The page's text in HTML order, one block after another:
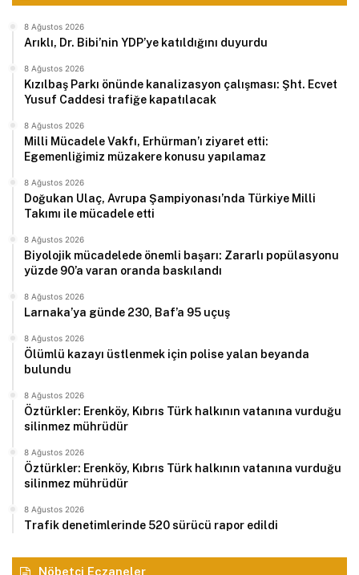
8 Ağustos 2026
Arıklı, Dr. Bibi’nin YDP’ye katıldığını duyurdu
8 Ağustos 2026
Kızılbaş Parkı önünde kanalizasyon çalışması: Şht. Ecvet
Yusuf Caddesi trafiğe kapatılacak
8 Ağustos 2026
Milli Mücadele Vakfı, Erhürman’ı ziyaret etti:
Egemenliğimiz müzakere konusu yapılamaz
8 Ağustos 2026
Doğukan Ulaç, Avrupa Şampiyonası’nda Türkiye Milli
Takımı ile mücadele etti
8 Ağustos 2026
Biyolojik mücadelede önemli başarı: Zararlı popülasyonu
yüzde 90’a varan oranda baskılandı
8 Ağustos 2026
Larnaka’ya günde 230, Baf’a 95 uçuş
8 Ağustos 2026
Ölümlü kazayı üstlenmek için polise yalan beyanda
bulundu
8 Ağustos 2026
Öztürkler: Erenköy, Kıbrıs Türk halkının vatanına vurduğu
silinmez mührüdür
8 Ağustos 2026
Öztürkler: Erenköy, Kıbrıs Türk halkının vatanına vurduğu
silinmez mührüdür
8 Ağustos 2026
Trafik denetimlerinde 520 sürücü rapor edildi
Nöbetçi Eczaneler